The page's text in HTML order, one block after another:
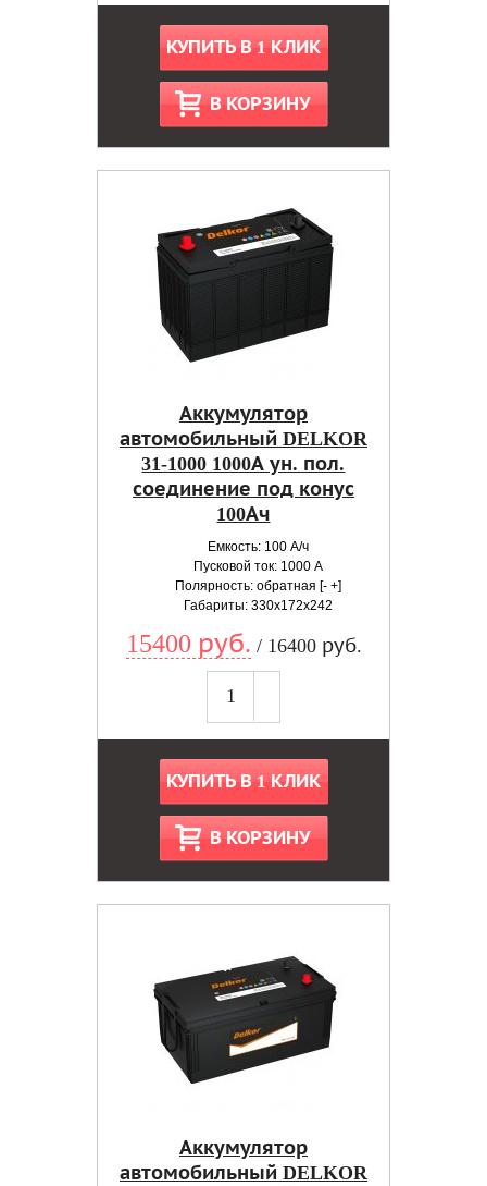
КУПИТЬ В 1 КЛИК
В КОРЗИНУ
Аккумулятор
автомобильный DELKOR
31-1000 1000А ун. пол.
соединение под конус
100Ач
Емкость: 100 А/ч
Пусковой ток: 1000 А
Полярность: обратная [- +]
Габариты: 330x172x242
15400 руб. / 16400 руб.
КУПИТЬ В 1 КЛИК
В КОРЗИНУ
Аккумулятор
автомобильный DELKOR